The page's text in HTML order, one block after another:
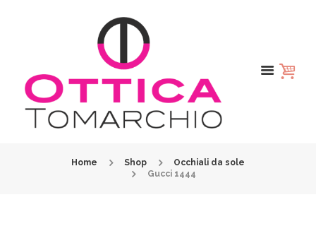
Home Shop
Occhiali da sole
Gucci 1444